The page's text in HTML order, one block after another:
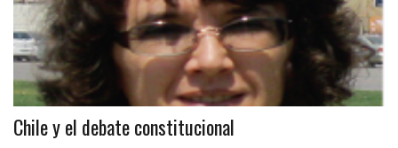
Chile y el debate constitucional